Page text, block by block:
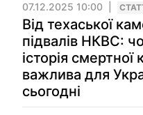
07.12.2025 10:00
Від техаської
підвалів НКВС:
історія смертної
важлива для
сьогодні